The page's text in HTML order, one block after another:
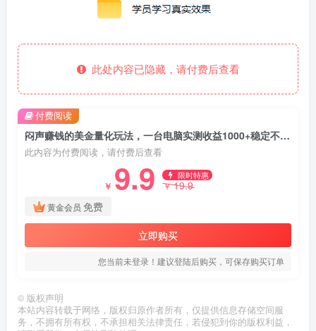
此处内容已隐藏，请付费后查看
闷声赚钱的美金量化玩法，一台电脑实测收益1000+稳定不破功！
此内容为付费阅读，请付费后查看
￥ 9.9 限时特惠
￥19.9
黄金会员 免费
立即购买
您当前未登录！建议登陆后购买，可保存购买订单
付费阅读
© 版权声明
本站内容转载于网络，版权归原作者所有，仅提供信息存储空间服
务，不拥有所有权，不承担相关法律责任，若侵犯到你的版权利益，